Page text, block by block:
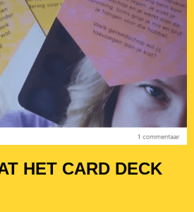
HET CARD DECK